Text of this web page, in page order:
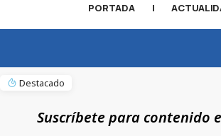
PORTADA |
Destacado
Suscríbete para contenido